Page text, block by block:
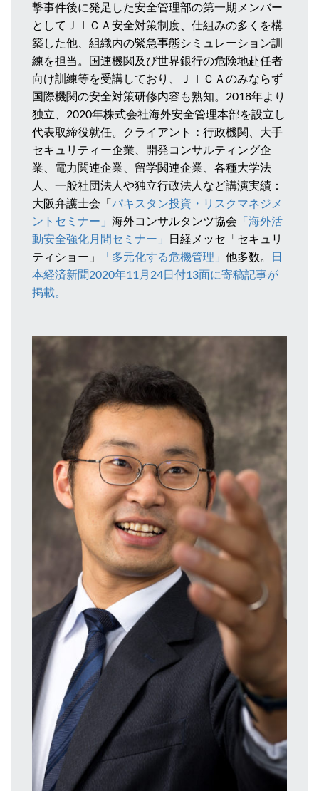
撃事件後に発足した安全管理部の第一期メンバー
としてＪＩＣＡ安全対策制度、仕組みの多くを構
築した他、組織内の緊急事態シミュレーション訓
練を担当。国連機関及び世界銀行の危険地赴任者
向け訓練等を受講しており、ＪＩＣＡのみならず
国際機関の安全対策研修内容も熟知。2018年より
独立、2020年株式会社海外安全管理本部を設立し
代表取締役就任。クライアント ： 行政機関、大手
セキュリティー企業、開発コンサルティング企
業、電力関連企業、留学関連企業、各種大学法
人、一般社団法人や独立行政法人など講演実績：
大阪弁護士会「パキスタン投資・リスクマネジメ
ントセミナー」 海外コンサルタンツ協会 「海外活
動安全強化月間セミナー」 日経メッセ「セキュリ
ティショー」
「多元化する危機管理」 他多数。
日
本経済新聞2020年11月24日付13面に寄稿記事が
掲載。